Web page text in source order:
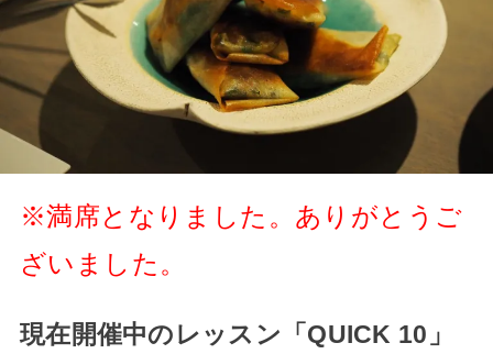
※満席となりました。ありがとうご
ざいました。
現在開催中のレッスン「QUICK 10」